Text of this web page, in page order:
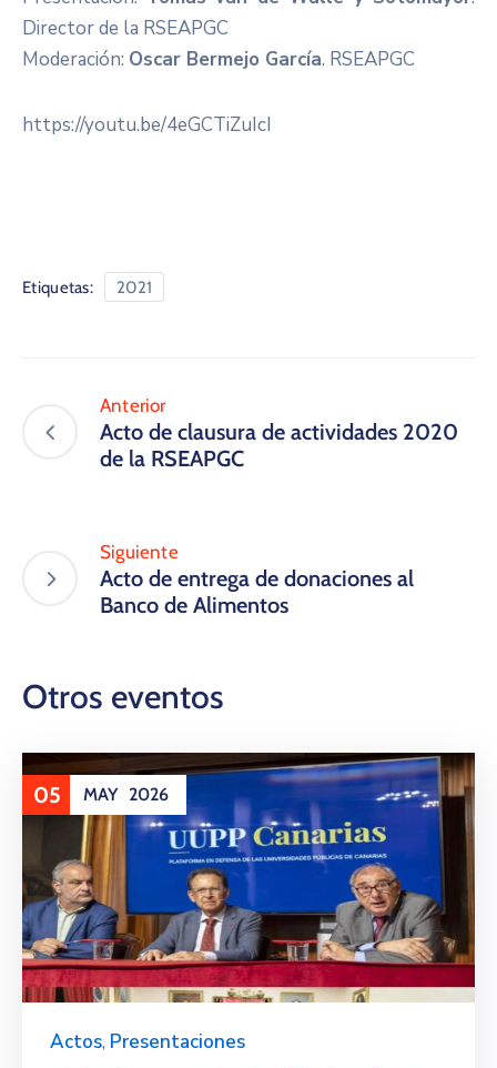
Director de la RSEAPGC
Moderación: Oscar Bermejo García. RSEAPGC
https://youtu.be/4eGCTiZuIcI
Etiquetas: 2021
Anterior
Acto de clausura de actividades 2020
de la RSEAPGC
Siguiente
Acto de entrega de donaciones al
Banco de Alimentos
Otros eventos
05 MAY 2026
Actos, Presentaciones